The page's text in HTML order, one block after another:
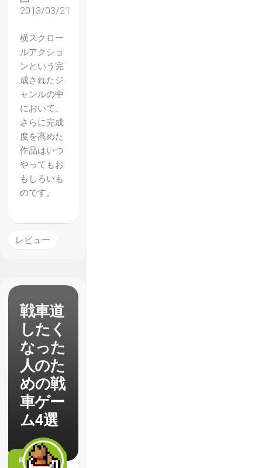
2013/03/21
横スクロー
ルアクショ
ンという完
成されたジ
ャンルの中
において、
さらに完成
度を高めた
作品はいつ
やってもお
もしろいも
のです。
レビュー
戦車道
したく
なった
人のた
めの戦
車ゲー
ム4選
READ